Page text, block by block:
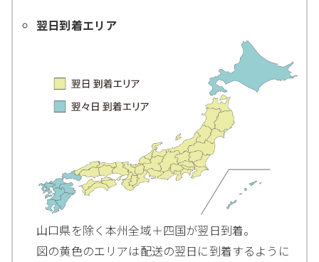
翌日到着エリア
山口県を除く本州全域＋四国が翌日到着。
図の黄色のエリアは配送の翌日に到着するように